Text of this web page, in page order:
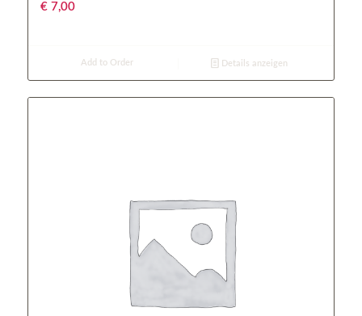
€7,00
Add to Order Details anzeigen